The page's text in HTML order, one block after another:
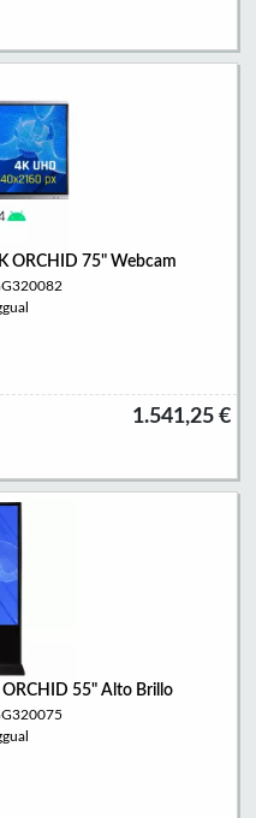
ORCHID 75" Webcam
1.541,25 €
55" Alto Brillo